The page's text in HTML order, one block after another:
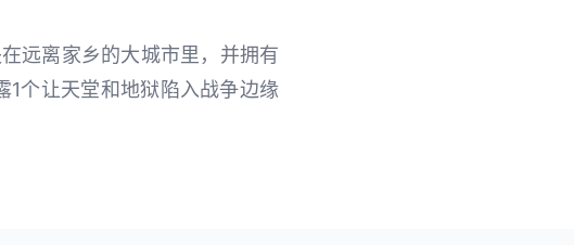
远离家乡的大城市里，并拥有
1个让天堂和地狱陷入战争边缘